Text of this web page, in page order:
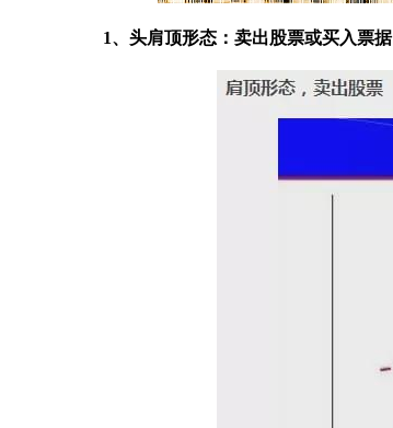
1、头肩顶形态：卖出股票或买入票据